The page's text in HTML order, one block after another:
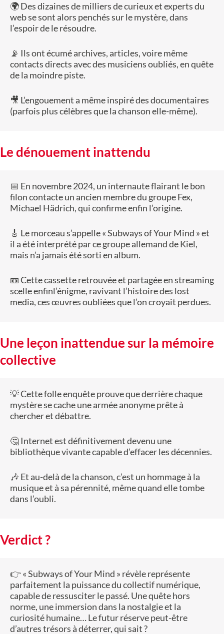
🌍 Des dizaines de milliers de curieux et experts du
web se sont alors penchés sur le mystère, dans
l’espoir de le résoudre.
📡 Ils ont écumé archives, articles, voire même
contacts directs avec des musiciens oubliés, en quête
de la moindre piste.
🎥 L’engouement a même inspiré des documentaires
(parfois plus célèbres que la chanson elle-même).
Le dénouement inattendu
📅 En novembre 2024, un internaute flairant le bon
filon contacte un ancien membre du groupe Fex,
Michael Hädrich, qui confirme enfin l’origine.
🎸 Le morceau s’appelle « Subways of Your Mind » et
il a été interprété par ce groupe allemand de Kiel,
mais n’a jamais été sorti en album.
📼 Cette cassette retrouvée et partagée en streaming
scelle enfinl’énigme, ravivant l’histoire des lost
media, ces œuvres oubliées que l’on croyait perdues.
Une leçon inattendue sur la mémoire
collective
💡 Cette folle enquête prouve que derrière chaque
mystère se cache une armée anonyme prête à
chercher et débattre.
🤔 Internet est définitivement devenu une
bibliothèque vivante capable d’effacer les décennies.
🎶 Et au-delà de la chanson, c’est un hommage à la
musique et à sa pérennité, même quand elle tombe
dans l’oubli.
Verdict ?
👉 « Subways of Your Mind » révèle représente
parfaitement la puissance du collectif numérique,
capable de ressusciter le passé. Une quête hors
norme, une immersion dans la nostalgie et la
curiosité humaine… Le futur réserve peut-être
d’autres trésors à déterrer, qui sait ?